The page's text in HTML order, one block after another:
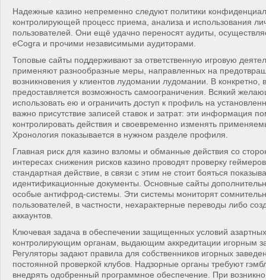
Надежные казино непременно следуют политики
контролирующей процесс приема, анализа и использования
пользователей. Они ещё удачно переносят аудиты,
eCogra и прочими независимыми аудиторами.
Топовые сайты поддерживают за ответственную игровую
применяют разнообразные меры, направленных на
возникновения у клиентов лудомании лудомании. В конкретно,
предоставляется возможность самоограничения. Всякий
использовать ею и ограничить доступ к профиль на
важно присутствие записей ставок и затрат: эти информация
контролировать действия и своевременно изменять
Хронология показывается в нужном разделе профиля.
Главная риск для казино взломы и обманные действия со
интересах снижения рисков казино проводят проверку
стандартная действие, в связи с этим не стоит бояться
идентификационные документы. Основные сайты
особые антифрод-системы. Эти системы мониторят
пользователей, в частности, нехарактерные переводы либо
аккаунтов.
Ключевая задача в обеспечении защищенных условий азартных
контролирующим органам, выдающим аккредитации игорным
Регуляторы задают правила для собственников игорных
постоянной проверкой клубов. Надзорные органы требуют
внедрять одобренный программное обеспечение. При